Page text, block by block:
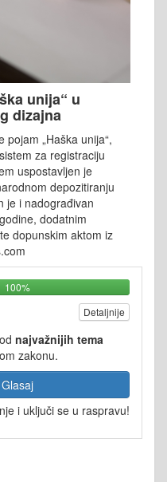
unija“ u
dizajna
„Haška unija“,
za registraciju
uspostavljen je
depozitiranju
je i nadograđivan
dodatnim
dopunskim aktom iz
100%
Detaljnije
najvažnijih tema
zakonu.
Glasaj
i uključi se u raspravu!